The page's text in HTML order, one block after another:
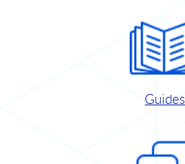
Guides